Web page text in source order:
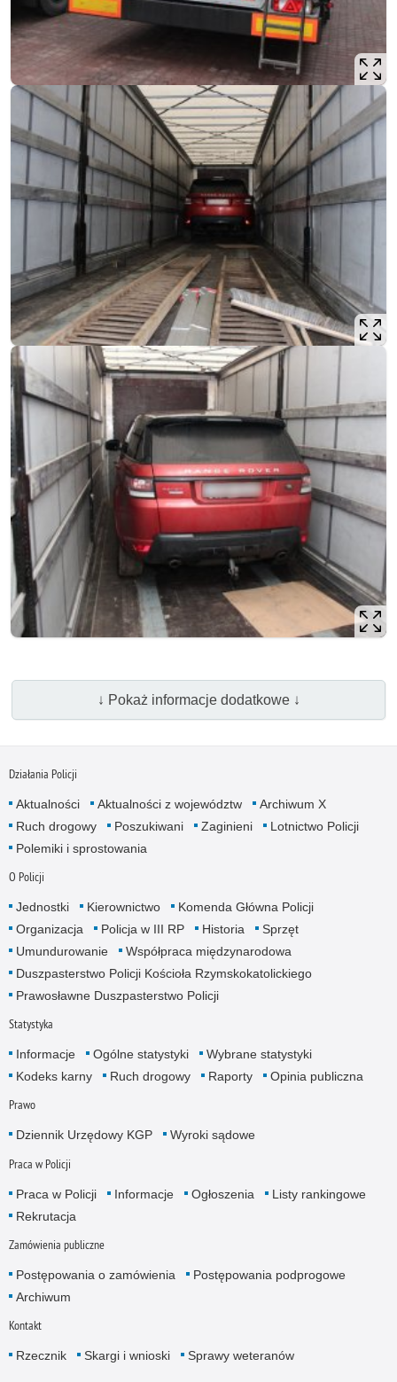
↓ Pokaż informacje dodatkowe ↓
Działania Policji
Aktualności Aktualności z województw
Archiwum X
Ruch drogowy
Poszukiwani Zaginieni
Lotnictwo Policji
Polemiki i sprostowania
O Policji
Jednostki Kierownictwo
Komenda Główna Policji
Organizacja
Policja w III RP Historia
Sprzęt
Umundurowanie
Współpraca międzynarodowa
Duszpasterstwo Policji Kościoła Rzymskokatolickiego
Prawosławne Duszpasterstwo Policji
Statystyka
Informacje Ogólne statystyki
Wybrane statystyki
Kodeks karny
Ruch drogowy Raporty Opinia publiczna
Prawo
Dziennik Urzędowy KGP Wyroki sądowe
Praca w Policji
Praca w Policji Informacje Ogłoszenia
Listy rankingowe
Rekrutacja
Zamówienia publiczne
Postępowania o zamówienia
Postępowania podprogowe
Archiwum
Kontakt
Rzecznik Skargi i wnioski Sprawy weteranów